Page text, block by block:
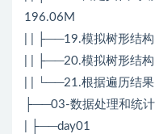
196.06M
| | ├──19.模拟树形结
| | ├──20.模拟树形结
| | └──21.根据遍历结
├──03-数据处理和统
| ├──day01